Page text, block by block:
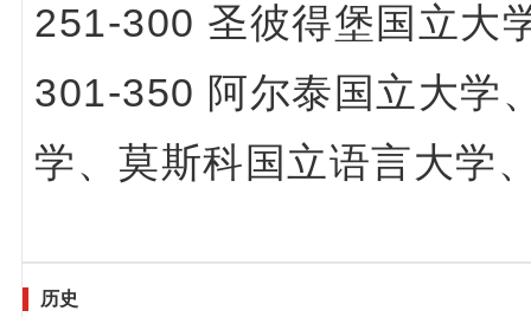
251-300 圣彼得堡国立大
301-350 阿尔泰国立大学
学、莫斯科国立语言大学
历史